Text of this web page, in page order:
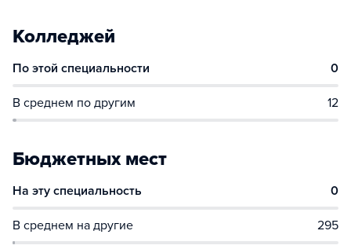
Колледжей
По этой специальности 0
В среднем по другим 12
Бюджетных мест
На эту специальность 0
В среднем на другие 295